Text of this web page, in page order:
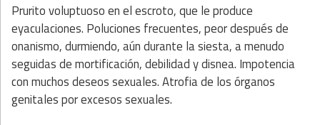
Prurito voluptuoso en el escroto, que le produce
eyaculaciones. Poluciones frecuentes, peor después de
onanismo, durmiendo, aún durante la siesta, a menudo
seguidas de mortificación, debilidad y disnea. Impotencia
con muchos deseos sexuales. Atrofia de los órganos
genitales por excesos sexuales.